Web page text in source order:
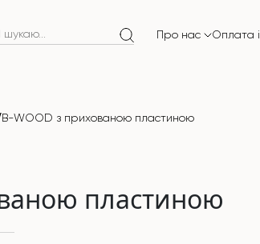
Про нас Оплата
B-WOOD з прихованою пластиною
пластиною